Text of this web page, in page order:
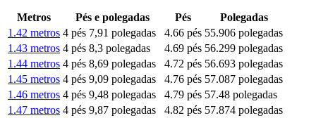
Metros Pés e polegadas Pés
Polegadas
1.42 metros 4 pés 7,91 polegadas 4.66 pés 55.906 polegadas
1.43 metros 4 pés 8,3 polegadas 4.69 pés 56.299 polegadas
1.44 metros 4 pés 8,69 polegadas 4.72 pés 56.693 polegadas
1.45 metros 4 pés 9,09 polegadas 4.76 pés 57.087 polegadas
1.46 metros 4 pés 9,48 polegadas 4.79 pés 57.48 polegadas
1.47 metros 4 pés 9,87 polegadas 4.82 pés 57.874 polegadas